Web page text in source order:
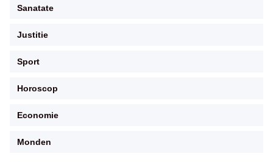
Sanatate
Justitie
Sport
Horoscop
Economie
Monden